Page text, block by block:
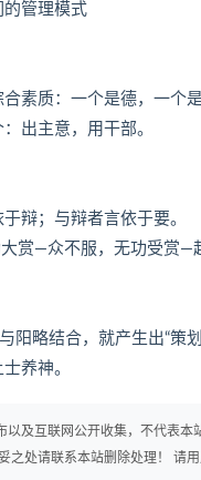
管理模式
素质：一个是德，一个
出主意，用干部。
辩；与辩者言依于要。
赏—众不服，无功受赏—
阳略结合，就产生出“策划
养神。
以及互联网公开收集，不代表
之处请联系本站删除处理！ 请